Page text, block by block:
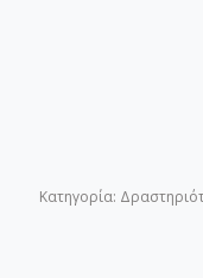
Κατηγορία: